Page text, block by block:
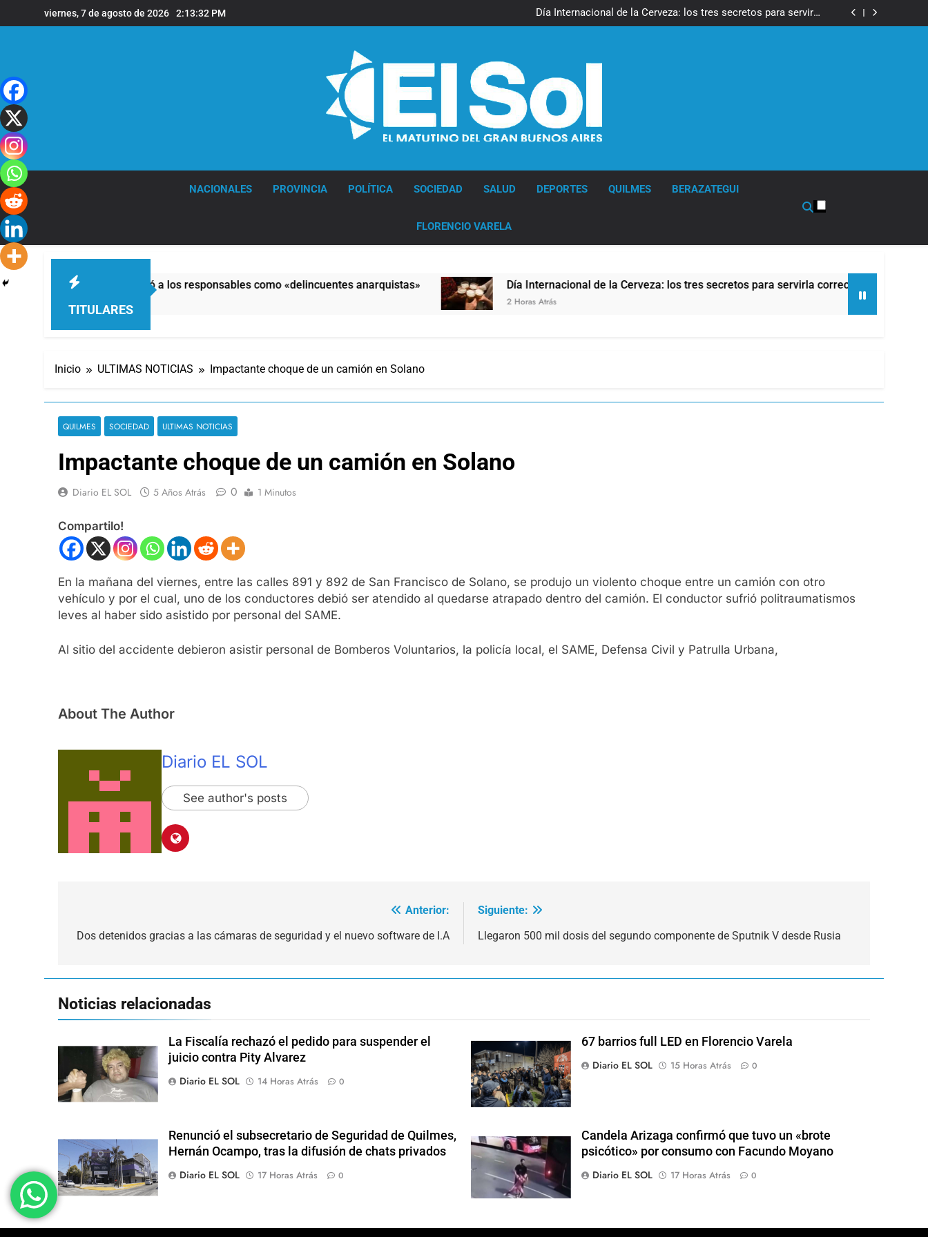
al
viernes, 7 de agosto de 2026 2:13:32 PM
responsables como «delincuentes anarquistas»
Día Internacional de la Cerveza: los tres secretos para servirla
correctamente
El frío polar se instala en Buenos Aires: mejora el tiempo y llegan las
responsables como «delincuentes anarquistas»
Día Internacional de la Cerveza: los tres secretos para servirla
El frío polar se instala en Buenos Aires: mejora el tiempo y llegan las
El Senado aprobó la ley de propiedad privada, pero el Gobierno debió
NACIONALES PROVINCIA POLÍTICA SOCIEDAD SALUD DEPORTES QUILMES BERAZATEGUI
FLORENCIO VARELA
TITULARES
al Congreso y calificó a los responsables como «delincuentes anarquistas» Día Internacional de la Cerveza: los tres secretos para servirla correctamente
2 Horas Atrás
Inicio ULTIMAS NOTICIAS Impactante choque de un camión en Solano
QUILMES SOCIEDAD ULTIMAS NOTICIAS
Impactante choque de un camión en Solano
Diario EL SOL 5 Años Atrás 0 1 Minutos
Compartilo!
En la mañana del viernes, entre las calles 891 y 892 de San Francisco de Solano, se produjo un violento choque entre un camión con otro
vehículo y por el cual, uno de los conductores debió ser atendido al quedarse atrapado dentro del camión. El conductor sufrió politraumatismos
leves al haber sido asistido por personal del SAME.
Al sitio del accidente debieron asistir personal de Bomberos Voluntarios, la policía local, el SAME, Defensa Civil y Patrulla Urbana,
About The Author
Diario EL SOL
See author's posts
de
Anterior:
Dos detenidos gracias a las cámaras de seguridad y el nuevo software de I.A
Siguiente:
Llegaron 500 mil dosis del segundo componente de Sputnik V desde Rusia
Noticias relacionadas
La Fiscalía rechazó el pedido para suspender el
juicio contra Pity Alvarez
Diario EL SOL
14 Horas Atrás 0
67 barrios full LED en Florencio Varela
Diario EL SOL
15 Horas Atrás 0
Renunció el subsecretario de Seguridad de Quilmes,
Hernán Ocampo, tras la difusión de chats privados
Diario EL SOL
17 Horas Atrás 0
Candela Arizaga confirmó que tuvo un «brote
psicótico» por consumo con Facundo Moyano
Diario EL SOL
17 Horas Atrás 0